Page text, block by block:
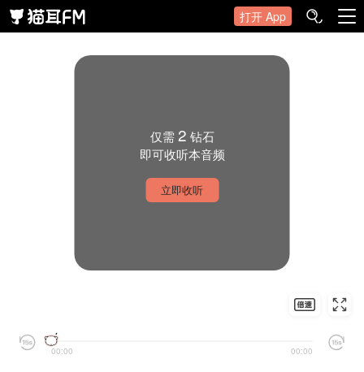
打开 App
仅需 2 钻石
即可收听本音频
立即收听
00:00 00:00